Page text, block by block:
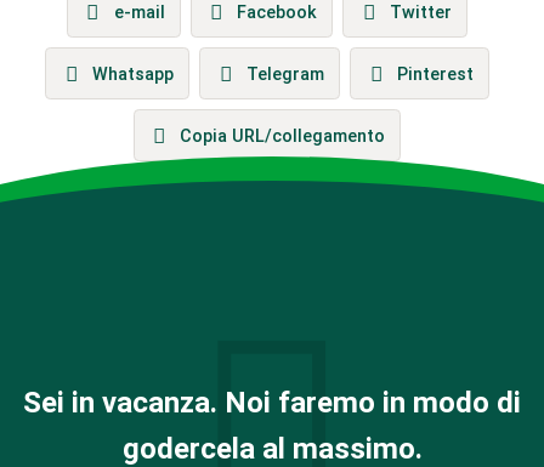
e-mail Facebook Twitter
Whatsapp Telegram Pinterest
Copia URL/collegamento
Sei in vacanza. Noi faremo in modo di
godercela al massimo.